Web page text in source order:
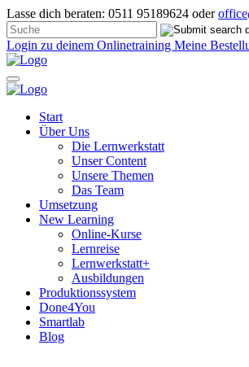
Lasse dich beraten: 0511 95189624 oder
Login zu deinem Onlinetraining Meine
Start
Über Uns
Die Lernwerkstatt
Unser Content
Unsere Themen
Das Team
Umsetzung
New Learning
Online-Kurse
Lernreise
Lernwerkstatt+
Ausbildungen
Produktionssystem
Done4You
Smartlab
Blog